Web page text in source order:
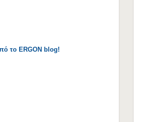
το ERGON blog!